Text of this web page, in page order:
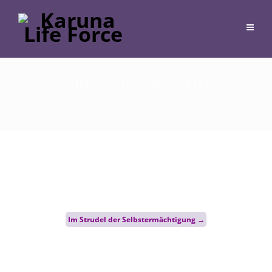
navigation
Im Strudel der Selbstermächtigung →